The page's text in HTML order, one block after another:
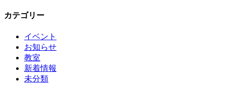
カテゴリー
イベント
お知らせ
教室
新着情報
未分類